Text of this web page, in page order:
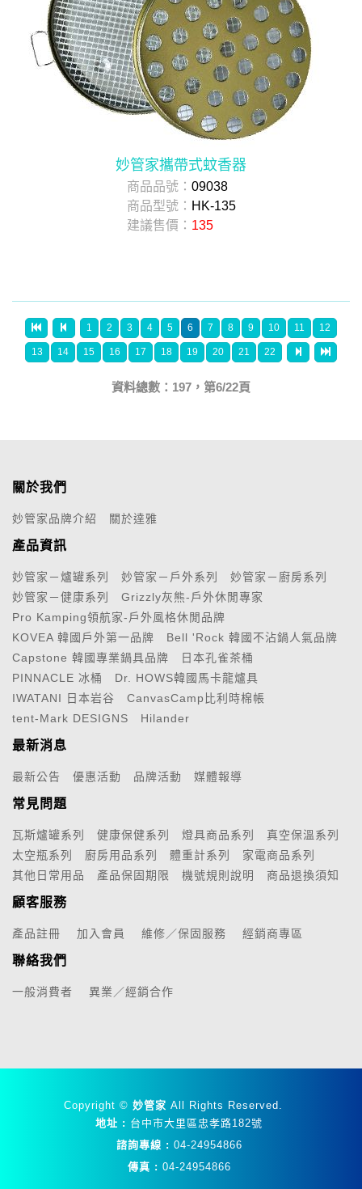
妙管家攜帶式蚊香器
商品品號： 09038
商品型號： HK-135
建議售價： 135
1 2 3 4 5 6 7 8 9 10 11 12
13 14 15 16 17 18 19 20 21 22
資料總數：197，第6/22頁
關於我們
妙管家品牌介紹 關於達雅
產品資訊
妙管家－爐罐系列 妙管家－戶外系列
妙管家－廚房系列
妙管家－健康系列
Grizzly灰熊-戶外休閒專家
Pro Kamping領航家-戶外風格休閒品牌
KOVEA 韓國戶外第一品牌
Bell 'Rock 韓國不沾鍋人氣品牌
Capstone 韓國專業鍋具品牌
日本孔雀茶桶
PINNACLE 冰桶
Dr. HOWS韓國馬卡龍爐具
IWATANI 日本岩谷
CanvasCamp比利時棉帳
tent-Mark DESIGNS
Hilander
最新消息
最新公告 優惠活動 品牌活動 媒體報導
常見問題
瓦斯爐罐系列 健康保健系列 燈具商品系列
真空保溫系列
太空瓶系列
廚房用品系列 體重計系列
家電商品系列
其他日常用品
產品保固期限 機號規則說明 商品退換須知
顧客服務
產品註冊 加入會員 維修／保固服務 經銷商專區
聯絡我們
一般消費者 異業／經銷合作
Copyright © 妙管家 All Rights Reserved.
地址 : 台中市大里區忠孝路182號
諮詢專線 : 04-24954866
傳真 : 04-24954866